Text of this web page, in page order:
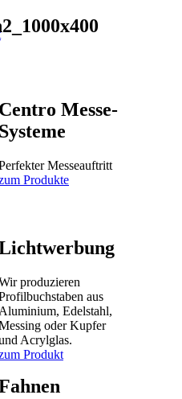
Centro Messe-
Systeme
Messeauftritt
Produkte
produzieren
aus
Aluminium, Edelstahl,
oder Kupfer
Acrylglas.
Produkt